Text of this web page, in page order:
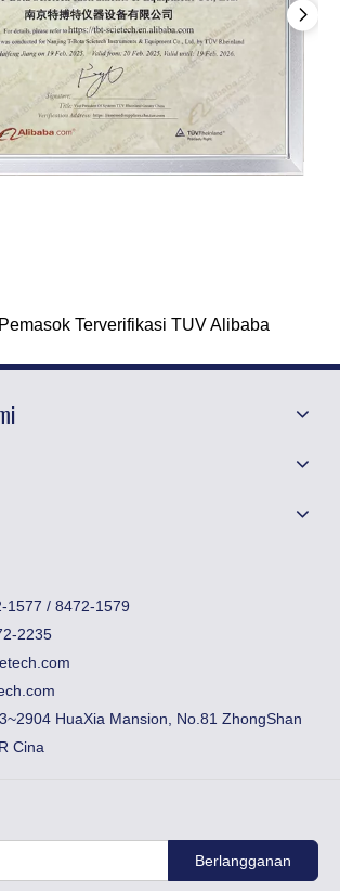
Terverifikasi TUV Alibaba
1577 / 8472-1579
2235
HuaXia Mansion, No.81 ZhongShan
Cina
Berlangganan